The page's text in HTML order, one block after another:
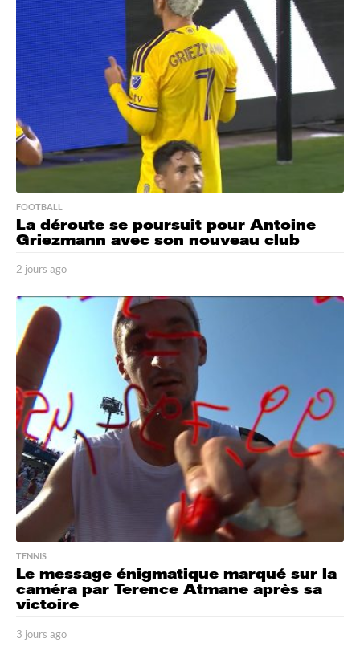
a
g
o
FOOTBALL
La déroute se poursuit pour Antoine
Griezmann avec son nouveau club
2 jours ago
o
o
TENNIS
Le message énigmatique marqué sur la
caméra par Terence Atmane après sa
victoire
3 jours ago